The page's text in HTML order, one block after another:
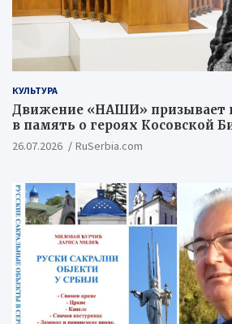
КУЛЬТУРА
Движение «НАШИ» призывает
в память о героях Косовской
26.07.2026 RuSerbia.com